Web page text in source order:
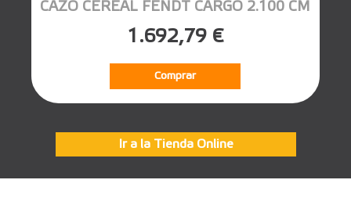
CAZO CEREAL FENDT CARGO 2.100 CM
1.692,79 €
Comprar
Ir a la Tienda Online